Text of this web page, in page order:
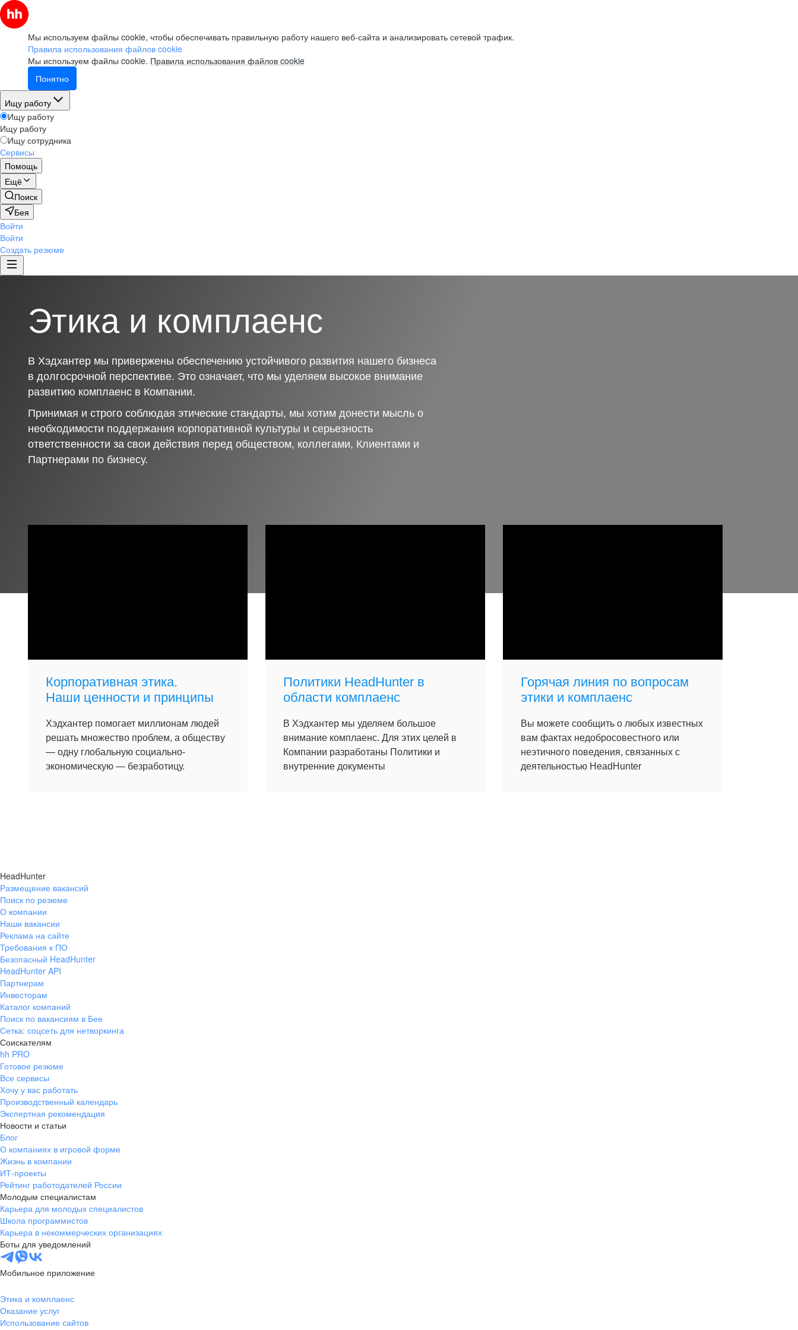
Мы используем файлы cookie, чтобы обеспечивать правильную работу нашего веб-сайта и анализировать сетевой трафик.
Правила использования файлов cookie
Мы используем файлы cookie. Правила использования файлов cookie
Понятно
Ищу работу
Ищу работу
Ищу работу
Ищу сотрудника
Сервисы
Помощь
Ещё
Поиск
Бея
Войти
Войти
Создать резюме
Этика и комплаенс
В Хэдхантер мы привержены обеспечению устойчивого развития нашего бизнеса
в долгосрочной перспективе. Это означает, что мы уделяем высокое внимание
развитию комплаенс в Компании.
Принимая и строго соблюдая этические стандарты, мы хотим донести мысль о
необходимости поддержания корпоративной культуры и серьезность
ответственности за свои действия перед обществом, коллегами, Клиентами и
Партнерами по бизнесу.
Корпоративная этика.
Наши ценности и принципы
Хэдхантер помогает миллионам людей
решать множество проблем, а обществу
— одну глобальную социально-
экономическую — безработицу.
Политики HeadHunter в
области комплаенс
В Хэдхантер мы уделяем большое
внимание комплаенс. Для этих целей в
Компании разработаны Политики и
внутренние документы
Горячая линия по вопросам
этики и комплаенс
Вы можете сообщить о любых известных
вам фактах недобросовестного или
неэтичного поведения, связанных с
деятельностью HeadHunter
HeadHunter
Размещение вакансий
Поиск по резюме
О компании
Наши вакансии
Реклама на сайте
Требования к ПО
Безопасный HeadHunter
HeadHunter API
Партнерам
Инвесторам
Каталог компаний
Поиск по вакансиям в Бее
Сетка: соцсеть для нетворкинга
Соискателям
hh PRO
Готовое резюме
Все сервисы
Хочу у вас работать
Производственный календарь
Экспертная рекомендация
Новости и статьи
Блог
О компаниях в игровой форме
Жизнь в компании
ИТ-проекты
Рейтинг работодателей России
Молодым специалистам
Карьера для молодых специалистов
Школа программистов
Карьера в некоммерческих организациях
Боты для уведомлений
Мобильное приложение
Этика и комплаенс
Оказание услуг
Использование сайтов